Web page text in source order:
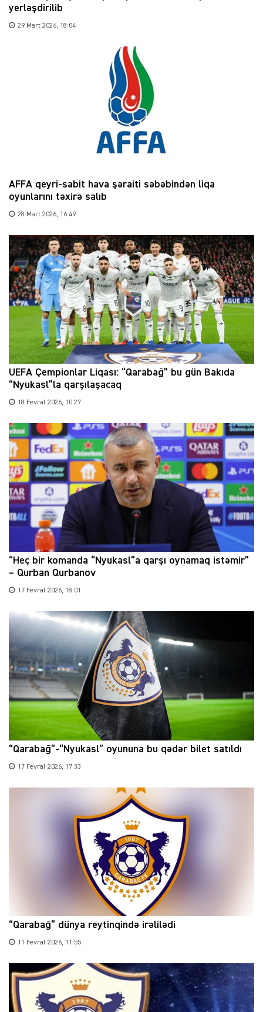
yerləşdirilib
29 Mart 2026, 18:04
AFFA qeyri-sabit hava şəraiti səbəbindən liqa
oyunlarını təxirə salıb
28 Mart 2026, 16:49
UEFA Çempionlar Liqası: “Qarabağ” bu gün Bakıda
“Nyukasl”la qarşılaşacaq
18 Fevral 2026, 10:27
“Heç bir komanda “Nyukasl”a qarşı oynamaq istəmir”
– Qurban Qurbanov
17 Fevral 2026, 18:01
“Qarabağ”-“Nyukasl” oyununa bu qədər bilet satıldı
17 Fevral 2026, 17:33
“Qarabağ” dünya reytinqində irəlilədi
11 Fevral 2026, 11:55